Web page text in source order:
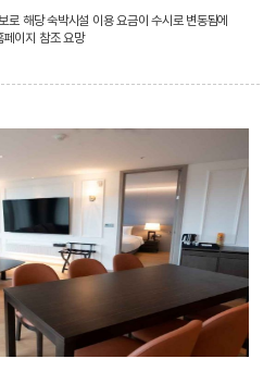
해당 숙박시설 이용 요금이 수시로 변동됨에
페이지 참조 요망